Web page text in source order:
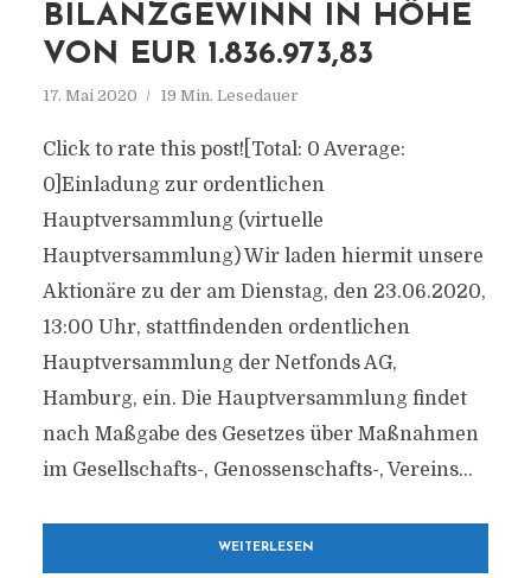
BILANZGEWINN IN HÖHE
VON EUR 1.836.973,83
17. Mai 2020 19 Min. Lesedauer
Click to rate this post![Total: 0 Average:
0]Einladung zur ordentlichen
Hauptversammlung (virtuelle
Hauptversammlung) Wir laden hiermit unsere
Aktionäre zu der am Dienstag, den 23.06.2020,
13:00 Uhr, stattfindenden ordentlichen
Hauptversammlung der Netfonds AG,
Hamburg, ein. Die Hauptversammlung findet
nach Maßgabe des Gesetzes über Maßnahmen
im Gesellschafts-, Genossenschafts-, Vereins...
WEITERLESEN